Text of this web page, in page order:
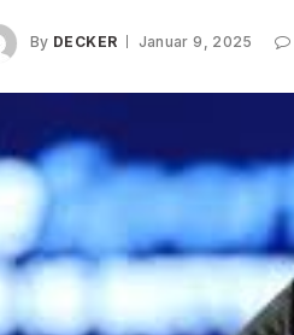
By DECKER Januar 9, 2025